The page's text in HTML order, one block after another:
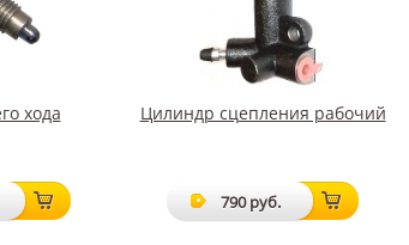
хода Цилиндр сцепления рабочий
790 руб.